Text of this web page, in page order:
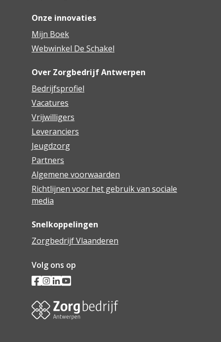
Onze innovaties
Mijn Boek
Webwinkel De Schakel
Over Zorgbedrijf Antwerpen
Bedrijfsprofiel
Vacatures
Vrijwilligers
Leveranciers
Jeugdzorg
Partners
Algemene voorwaarden
Richtlijnen voor het gebruik van sociale
media
Snelkoppelingen
Zorgbedrijf Vlaanderen
Volg ons op